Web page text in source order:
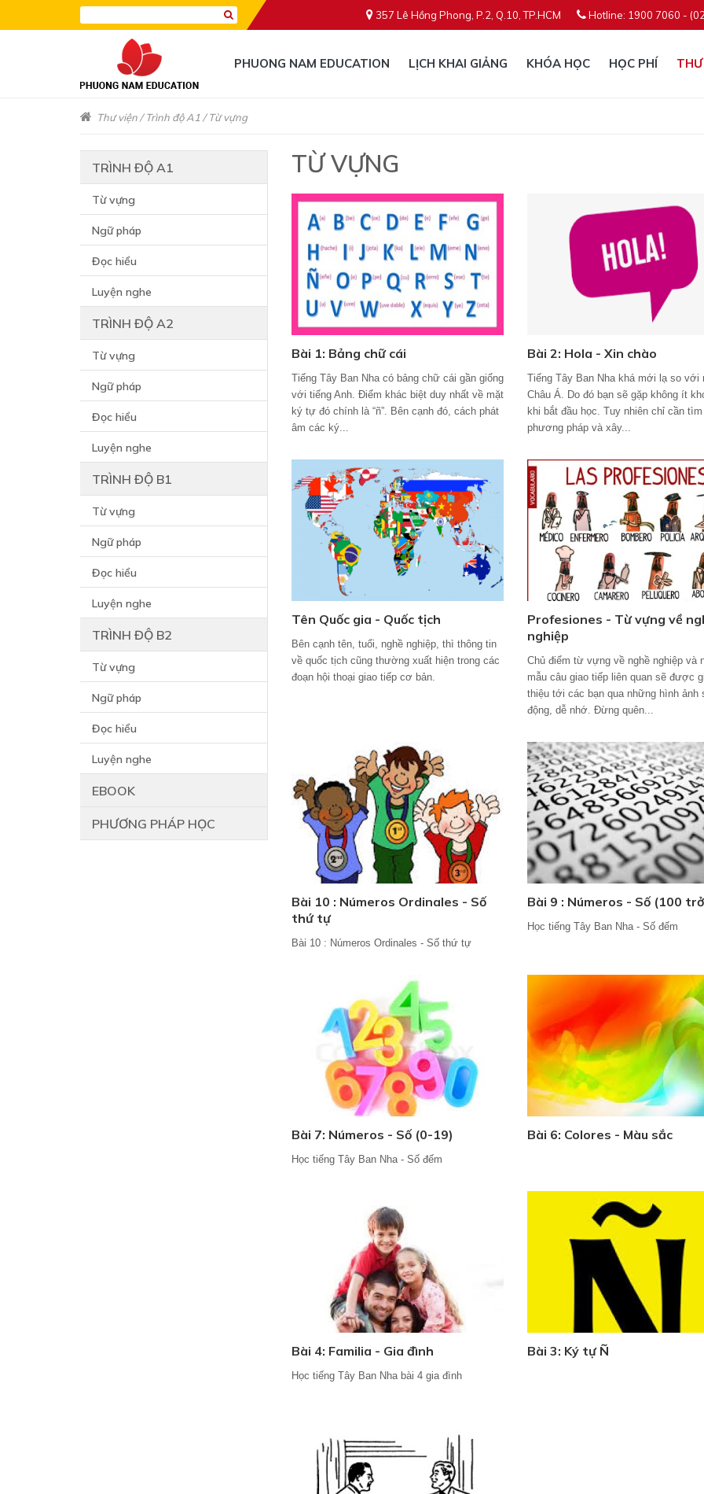
357 Lê Hồng Phong, P.2, Q.10, TP.HCM Hotline: 1900 7060 -
PHUONG NAM EDUCATION LỊCH KHAI GIẢNG KHÓA HỌC HỌC PHÍ
Thư viện/Trình độ A1 /Từ vựng
TRÌNH ĐỘ A1
Từ vựng
Ngữ pháp
Đọc hiểu
Luyện nghe
TRÌNH ĐỘ A2
Từ vựng
Ngữ pháp
Đọc hiểu
Luyện nghe
TRÌNH ĐỘ B1
Từ vựng
Ngữ pháp
Đọc hiểu
Luyện nghe
TRÌNH ĐỘ B2
Từ vựng
Ngữ pháp
Đọc hiểu
Luyện nghe
EBOOK
PHƯƠNG PHÁP HỌC
TỪ VỰNG
Bài 1: Bảng chữ cái
Tiếng Tây Ban Nha có bảng chữ cái gần giống
với tiếng Anh. Điểm khác biệt duy nhất về mặt
ký tự đó chính là “ñ”. Bên cạnh đó, cách phát
âm các ký...
Bài 2: Hola - Xin chào
Tiếng Tây Ban Nha khá mới lạ so với
Châu Á. Do đó bạn sẽ gặp không ít
khi bắt đầu học. Tuy nhiên chỉ cần
phương pháp và xây...
Tên Quốc gia - Quốc tịch
Bên cạnh tên, tuổi, nghề nghiệp, thì thông tin
về quốc tịch cũng thường xuất hiện trong các
đoạn hội thoại giao tiếp cơ bản.
Profesiones - Từ vựng về
nghiệp
Chủ điểm từ vựng về nghề nghiệp và
mẫu câu giao tiếp liên quan sẽ được
thiệu tới các bạn qua những hình ảnh
động, dễ nhớ. Đừng quên...
Bài 10 : Números Ordinales - Số
thứ tự
Bài 10 : Números Ordinales - Số thứ tự
Bài 9 : Números - Số (100
Học tiếng Tây Ban Nha - Số đếm
Bài 7: Números - Số (0-19)
Học tiếng Tây Ban Nha - Số đếm
Bài 6: Colores - Màu sắc
Bài 4: Familia - Gia đình
Học tiếng Tây Ban Nha bài 4 gia đình
Bài 3: Ký tự Ñ